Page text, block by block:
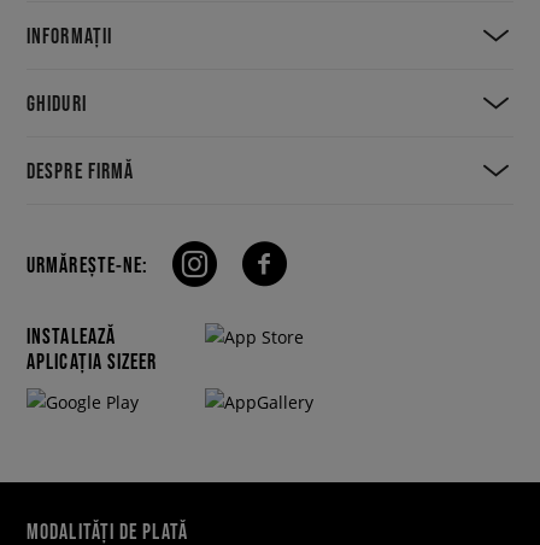
INFORMAȚII
GHIDURI
DESPRE FIRMĂ
URMĂREȘTE-NE:
INSTALEAZĂ
APLICAȚIA SIZEER
MODALITĂȚI DE PLATĂ